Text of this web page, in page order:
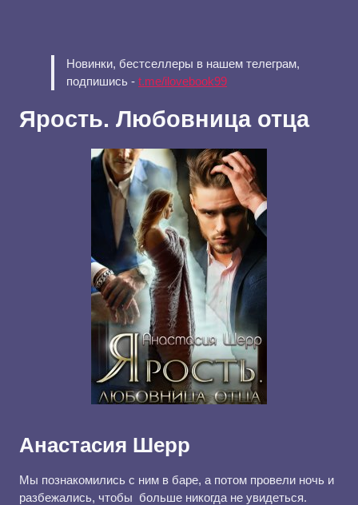
Новинки, бестселлеры в нашем телеграм,
подпишись - t.me/ilovebook99
Ярость. Любовница отца
Анастасия Шерр
Мы познакомились с ним в баре, а потом провели ночь и
разбежались, чтобы больше никогда не увидеться.